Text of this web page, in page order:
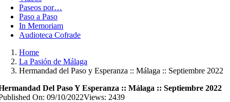
Paseos por…
Paso a Paso
In Memoriam
Audioteca Cofrade
Home
La Pasión de Málaga
Hermandad del Paso y Esperanza :: Málaga :: Septiembre 2022
Del Paso Y Esperanza :: Málaga :: Septiembre 2022
On: 09/10/2022Views: 2439